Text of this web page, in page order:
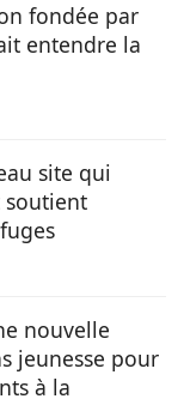
fondée par
entendre la
site qui
soutient
nouvelle
jeunesse pour
à la